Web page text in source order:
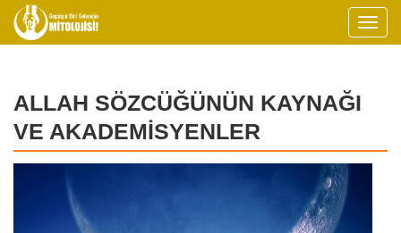
ALLAH SÖZCÜĞÜNÜN KAYNAĞI
VE AKADEMİSYENLER